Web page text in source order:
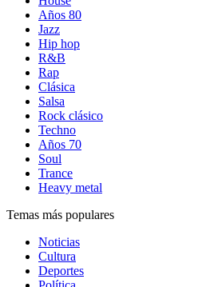
Años 80
Jazz
Hip hop
R&B
Rap
Clásica
Salsa
Rock clásico
Techno
Años 70
Soul
Trance
Heavy metal
Temas más populares
Noticias
Cultura
Deportes